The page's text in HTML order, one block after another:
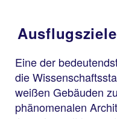
Eine der
die
weißen Gebäuden
phänomenalen